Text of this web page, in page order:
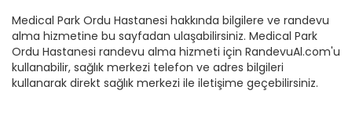
Medical Park Ordu Hastanesi hakkında bilgilere ve randevu
alma hizmetine bu sayfadan ulaşabilirsiniz. Medical Park
Ordu Hastanesi randevu alma hizmeti için RandevuAl.com'u
kullanabilir, sağlık merkezi telefon ve adres bilgileri
kullanarak direkt sağlık merkezi ile iletişime geçebilirsiniz.